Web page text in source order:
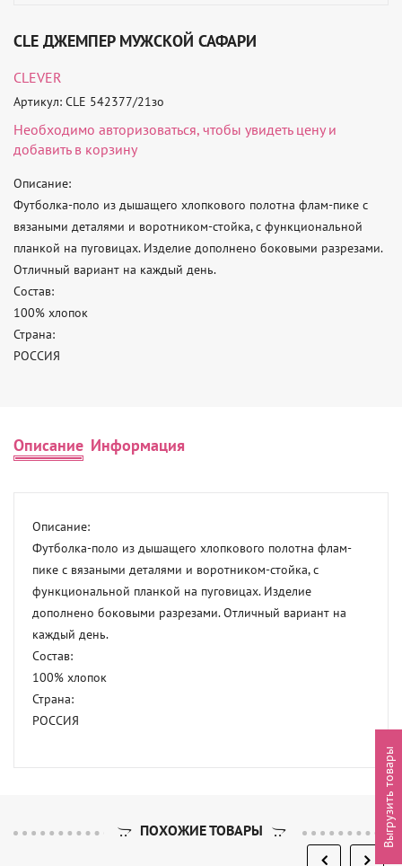
CLE ДЖЕМПЕР МУЖСКОЙ САФАРИ
CLEVER
Артикул: CLE 542377/21зо
Необходимо авторизоваться, чтобы увидеть цену и
добавить в корзину
Описание:
Футболка-поло из дышащего хлопкового полотна флам-пике с
вязаными деталями и воротником-стойка, с функциональной
планкой на пуговицах. Изделие дополнено боковыми разрезами.
Отличный вариант на каждый день.
Состав:
100% хлопок
Страна:
РОССИЯ
Описание Информация
Описание:
Футболка-поло из дышащего хлопкового полотна флам-
пике с вязаными деталями и воротником-стойка, с
функциональной планкой на пуговицах. Изделие
дополнено боковыми разрезами. Отличный вариант на
каждый день.
Состав:
100% хлопок
Страна:
РОССИЯ
ПОХОЖИЕ ТОВАРЫ Выгрузить товары